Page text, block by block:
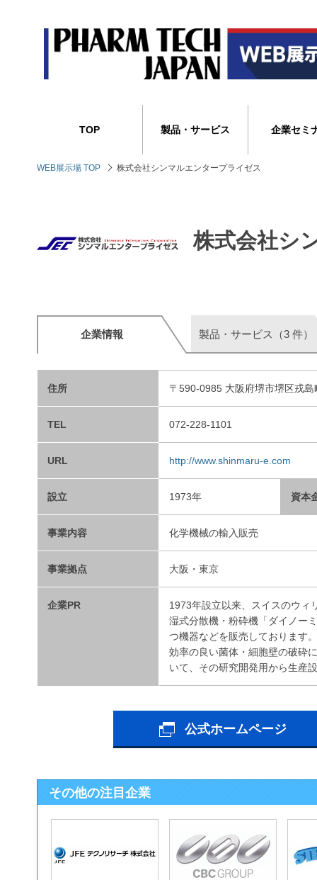
TOP 製品・サービス 企業セミ
WEB展示場 TOP 株式会社シンマルエンタープライゼス
株式会社シ
企業情報 製品・サービス（3 件）
住所 〒590-0985 大阪府堺市堺区戎
TEL 072-228-1101
URL http://www.shinmaru-e.com
設立 1973年 資本
事業内容 化学機械の輸入販売
事業拠点 大阪・東京
企業PR
1973年設立以来、スイスのウィ
湿式分散機・粉砕機「ダイノー
つ機器などを販売しております。
効率の良い菌体・細胞壁の破砕
いて、その研究開発用から生産
公式ホームページ
その他の注目企業